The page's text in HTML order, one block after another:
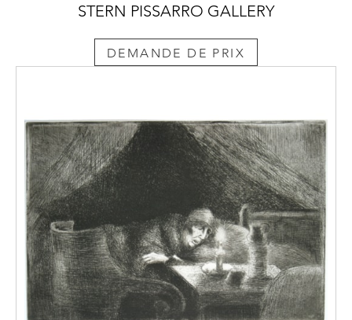
STERN PISSARRO GALLERY
DEMANDE DE PRIX